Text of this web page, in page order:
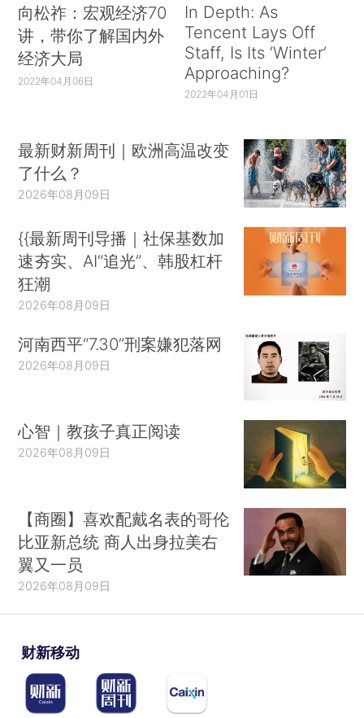
向松祚：宏观经济70
讲，带你了解国内外
经济大局
2022年04月06日
In Depth: As
Tencent Lays Off
Staff, Is Its ‘Winter’
Approaching?
2022年04月01日
最新财新周刊｜欧洲高温改变
了什么？
2026年08月09日
{{最新周刊导播｜社保基数加
速夯实、AI“追光”、韩股杠杆
狂潮
2026年08月09日
河南西平“7.30”刑案嫌犯落网
2026年08月09日
心智｜教孩子真正阅读
2026年08月09日
【商圈】喜欢配戴名表的哥伦
比亚新总统 商人出身拉美右
翼又一员
2026年08月09日
财新移动